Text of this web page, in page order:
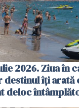
2026. Ziua în
destinul îți arată
deloc